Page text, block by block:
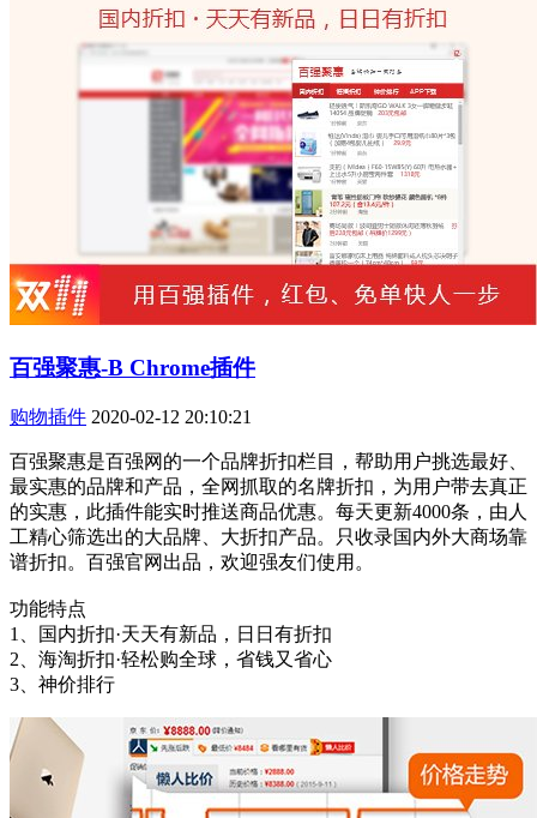
百强聚惠-B Chrome插件
购物插件 2020-02-12 20:10:21
百强聚惠是百强网的一个品牌折扣栏目，帮助用户挑选最好、
最实惠的品牌和产品，全网抓取的名牌折扣，为用户带去真正
的实惠，此插件能实时推送商品优惠。每天更新4000条，由人
工精心筛选出的大品牌、大折扣产品。只收录国内外大商场靠
谱折扣。百强官网出品，欢迎强友们使用。
功能特点
1、国内折扣·天天有新品，日日有折扣
2、海淘折扣·轻松购全球，省钱又省心
3、神价排行